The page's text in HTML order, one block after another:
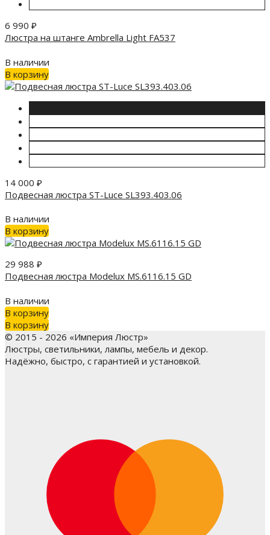
6 990 ₽
Люстра на штанге Ambrella Light FA537
В наличии
В корзину
14 000 ₽
Подвесная люстра ST-Luce SL393.403.06
В наличии
В корзину
29 988 ₽
Подвесная люстра Modelux MS.6116.15 GD
В наличии
В корзину
В корзину
© 2015 - 2026 «Империя Люстр»
Люстры, светильники, лампы, мебель и декор.
Надёжно, быстро, с гарантией и установкой.